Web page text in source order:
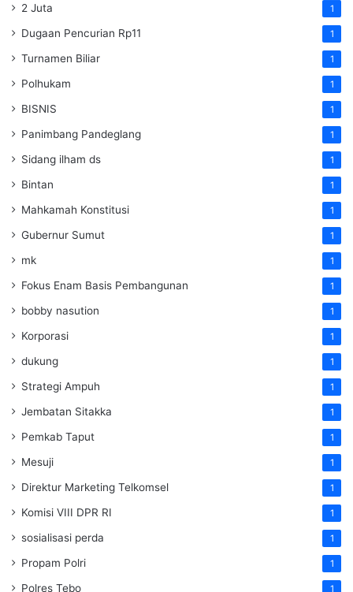
2 Juta 1
Dugaan Pencurian Rp11 1
Turnamen Biliar 1
Polhukam 1
BISNIS 1
Panimbang Pandeglang 1
Sidang ilham ds 1
Bintan 1
Mahkamah Konstitusi 1
Gubernur Sumut 1
mk 1
Fokus Enam Basis Pembangunan 1
bobby nasution 1
Korporasi 1
dukung 1
Strategi Ampuh 1
Jembatan Sitakka 1
Pemkab Taput 1
Mesuji 1
Direktur Marketing Telkomsel 1
Komisi VIII DPR RI 1
sosialisasi perda 1
Propam Polri 1
Polres Tebo 1